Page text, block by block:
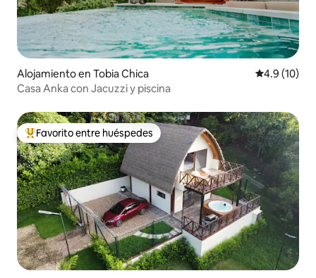
Alojamiento en Tobia Chica Calificación
4.9 (10)
Casa Anka con Jacuzzi y piscina
Favorito entre huéspedes preferido
Favorito entre huéspedes